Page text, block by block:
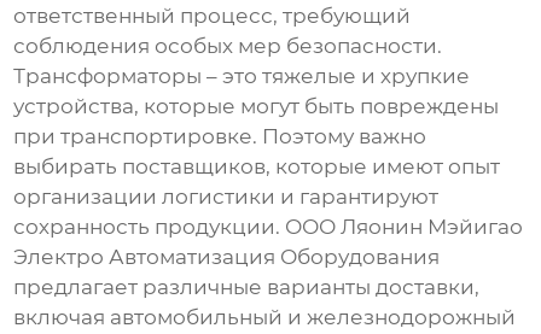
ответственный процесс, требующий
соблюдения особых мер безопасности.
Трансформаторы – это тяжелые и хрупкие
устройства, которые могут быть повреждены
при транспортировке. Поэтому важно
выбирать поставщиков, которые имеют опыт
организации логистики и гарантируют
сохранность продукции. ООО Ляонин Мэйигао
Электро Автоматизация Оборудования
предлагает различные варианты доставки,
включая автомобильный и железнодорожный